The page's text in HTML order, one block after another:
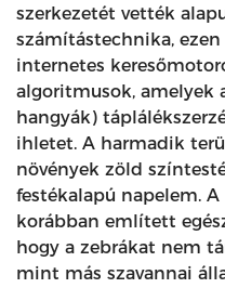
szerkezetét vették
számítástechnika,
internetes
algoritmusok, amelyek
hangyák)
ihletet. A harmadik
növények zöld
festékalapú napelem.
korábban említett
hogy a zebrákat nem
mint más szavannai